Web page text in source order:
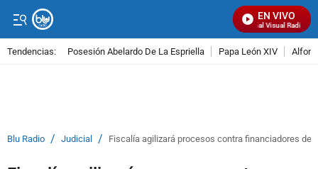
EN VIVO
Señal Visual Radio
Tendencias: Posesión Abelardo De La Espriella Papa León XIV
Blu Radio / Judicial / Fiscalía agilizará procesos contra financiadores del